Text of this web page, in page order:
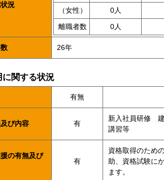
況
（女性）
0人
離職者数
0人
26年
に関する状況
有無
び内容 有
新入社員研修
講習等
の有無及び
有
資格取得のため
助、資格試験に
ます。